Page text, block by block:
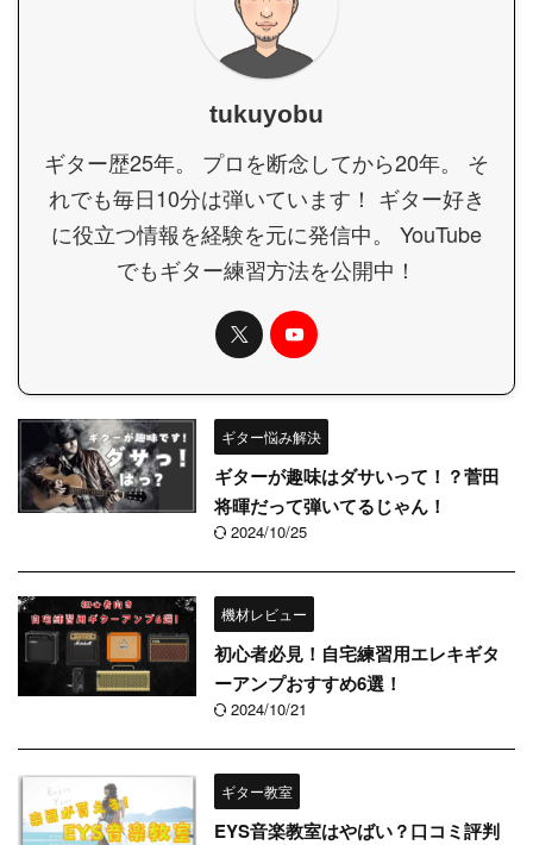
tukuyobu
ギター歴25年。 プロを断念してから20年。 そ
れでも毎日10分は弾いています！ ギター好き
に役立つ情報を経験を元に発信中。 YouTube
でもギター練習方法を公開中！
ギター悩み解決
ギターが趣味はダサいって！？菅田
将暉だって弾いてるじゃん！
2024/10/25
機材レビュー
初心者必見！自宅練習用エレキギタ
ーアンプおすすめ6選！
2024/10/21
ギター教室
EYS音楽教室はやばい？口コミ評判